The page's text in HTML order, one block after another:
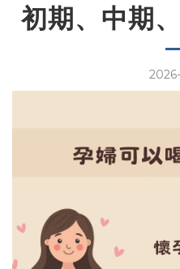
初期、中期